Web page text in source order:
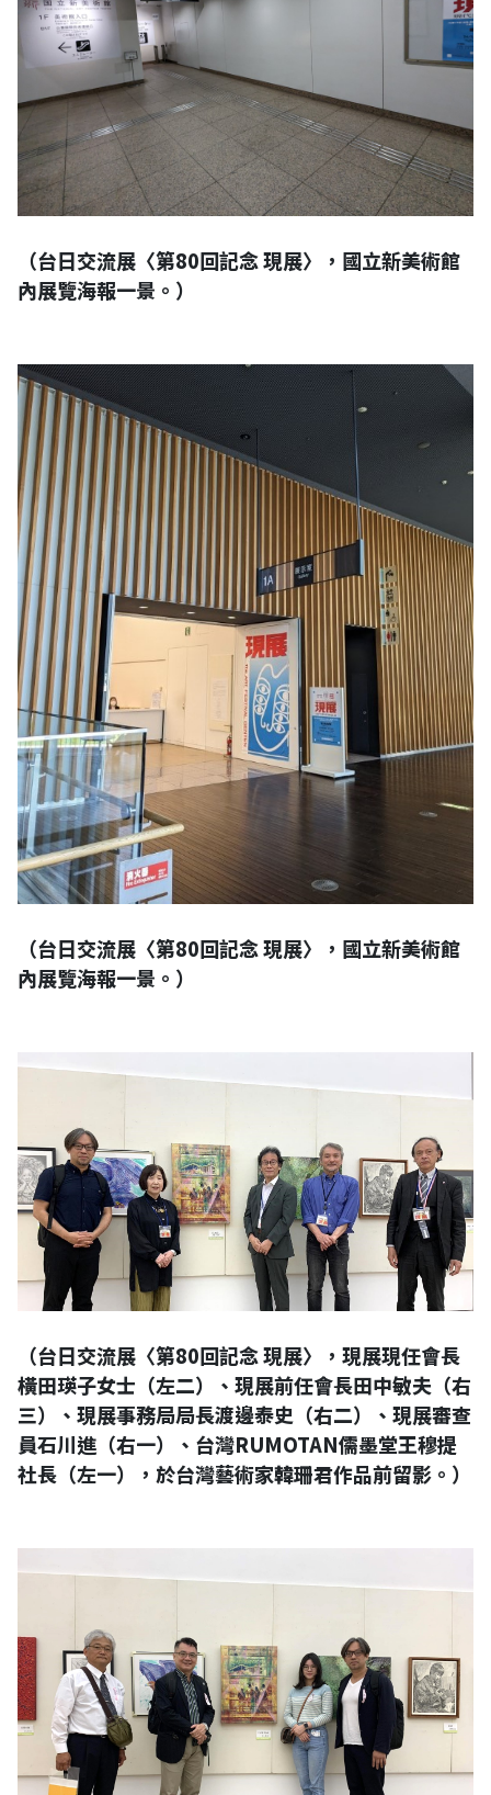
（台日交流展〈第80回記念 現展〉，國立新美術館
內展覽海報一景。）
（台日交流展〈第80回記念 現展〉，國立新美術館
內展覽海報一景。）
（台日交流展〈第80回記念 現展〉，現展現任會長
橫田瑛子女士（左二）、現展前任會長田中敏夫（右
三）、現展事務局局長渡邊泰史（右二）、現展審查
員石川進（右一）、台灣RUMOTAN儒墨堂王穆提
社長（左一），於台灣藝術家韓珊君作品前留影。）